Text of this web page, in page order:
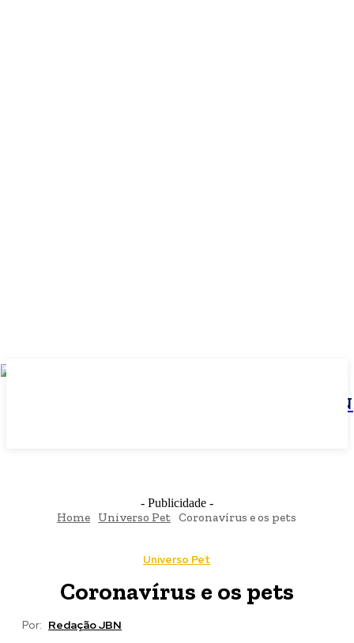
JBN
- Publicidade -
Home Universo Pet Coronavírus e os pets
Universo Pet
Coronavírus e os pets
Por: Redação JBN